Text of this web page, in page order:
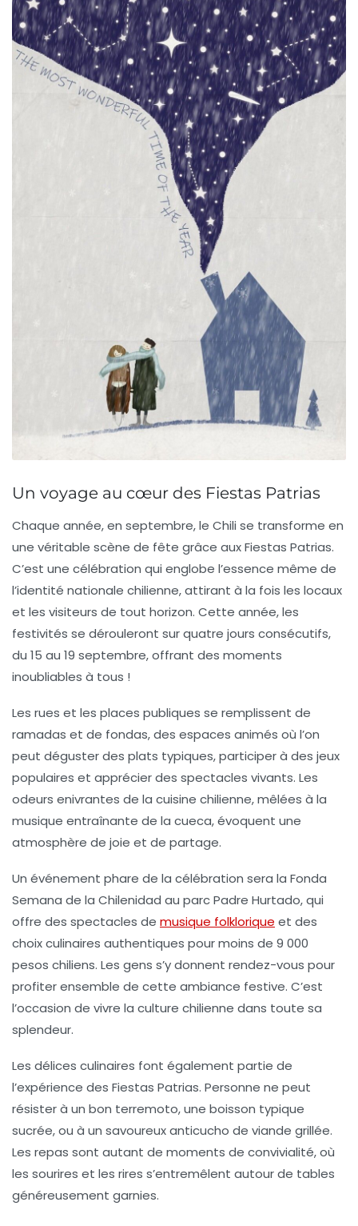
Un voyage au cœur des Fiestas Patrias
Chaque année, en septembre, le Chili se transforme en
une véritable scène de fête grâce aux Fiestas Patrias.
C’est une célébration qui englobe l’essence même de
l’identité nationale chilienne, attirant à la fois les locaux
et les visiteurs de tout horizon. Cette année, les
festivités se dérouleront sur quatre jours consécutifs,
du 15 au 19 septembre, offrant des moments
inoubliables à tous !
Les rues et les places publiques se remplissent de
ramadas et de fondas, des espaces animés où l’on
peut déguster des plats typiques, participer à des jeux
populaires et apprécier des spectacles vivants. Les
odeurs enivrantes de la cuisine chilienne, mêlées à la
musique entraînante de la cueca, évoquent une
atmosphère de joie et de partage.
Un événement phare de la célébration sera la Fonda
Semana de la Chilenidad au parc Padre Hurtado, qui
offre des spectacles de musique folklorique et des
choix culinaires authentiques pour moins de 9 000
pesos chiliens. Les gens s’y donnent rendez-vous pour
profiter ensemble de cette ambiance festive. C’est
l’occasion de vivre la culture chilienne dans toute sa
splendeur.
Les délices culinaires font également partie de
l’expérience des Fiestas Patrias. Personne ne peut
résister à un bon terremoto, une boisson typique
sucrée, ou à un savoureuxanticucho de viande grillée.
Les repas sont autant de moments de convivialité, où
les sourires et les rires s’entremêlent autour de tables
généreusement garnies.